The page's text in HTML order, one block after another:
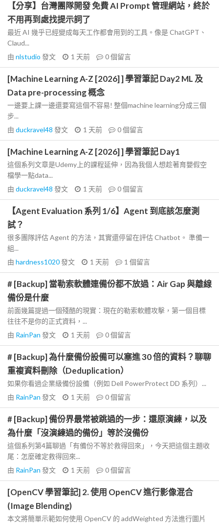
【分享】台灣團隊開發 免費 AI Prompt 管理網站，終於
不用再到處找提示詞了
最近 AI 幾乎已經變成每天工作都會用到的工具。像是 ChatGPT、
Claud...
由 nlstudio 發文 1 天前 0個留言
[Machine Learning A-Z [2026] ] 學習筆記 Day2 ML 及
Data pre-processing 概念
一邊要上課一邊還要寫這個不容易! 整個machine learning分成三個
步...
由 duckravel48 發文 1 天前 0個留言
[Machine Learning A-Z [2026] ] 學習筆記 Day1
這個系列文章是Udemy上的課程延伸，因為我個人想趁著育嬰假空
檔學一點data...
由 duckravel48 發文 1 天前 0個留言
【Agent Evaluation 系列 1/6】Agent 到底該怎麼測
試？
很多團隊評估 Agent 的方法，其實還停留在評估 Chatbot。 準備一
組...
由 hardness1020發文 1 天前 1 個留言
# [Backup] 當勒索軟體連備份都不放過：Air Gap 與離線
備份是什麼
前面幾篇提過一個殘酷的現實：現在的勒索軟體攻擊，第一個目標
往往不是你的正式資料，...
由 RainPan 發文 1 天前 0個留言
# [Backup] 為什麼備份設備可以塞進 30 倍的資料？聊聊
重複資料刪除（Deduplication）
如果你看過企業級備份設備（例如 Dell PowerProtect DD 系列）...
由 RainPan 發文 1 天前 0個留言
# [Backup] 備份界最常被跳過的一步：還原演練，以及
為什麼「沒演練過的備份」等於沒備份
這個系列第4篇聊過「有備份不等於救得回來」，今天把這個主題收
尾：怎麼確定救得回來...
由 RainPan 發文 1 天前 0個留言
[OpenCV 學習筆記] 2. 使用 OpenCV 進行影像混合
(Image Blending)
本文將簡單示範如何使用 OpenCV 的 addWeighted 方法進行圖片